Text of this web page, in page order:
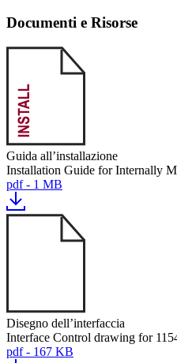
Documenti e Risorse
Guida all’installazione
Installation Guide for Internally
pdf - 1 MB
Disegno dell’interfaccia
Interface Control drawing for
pdf - 167 KB